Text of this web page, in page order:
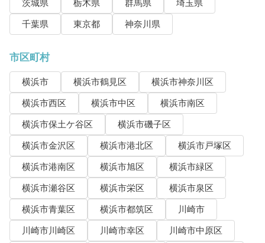
茨城県 栃木県 群馬県
埼玉県
千葉県
東京都 神奈川県
市区町村
横浜市 横浜市鶴見区
横浜市神奈川区
横浜市西区
横浜市中区
横浜市南区
横浜市保土ケ谷区
横浜市磯子区
横浜市金沢区
横浜市港北区
横浜市戸塚区
横浜市港南区
横浜市旭区
横浜市緑区
横浜市瀬谷区
横浜市栄区
横浜市泉区
横浜市青葉区
横浜市都筑区
川崎市
川崎市川崎区
川崎市幸区
川崎市中原区